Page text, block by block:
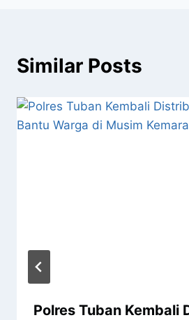
Similar Posts
Polres Tuban Kembali